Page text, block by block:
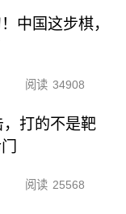
中国这步棋，
阅读 34908
打的不是靶
阅读 25568